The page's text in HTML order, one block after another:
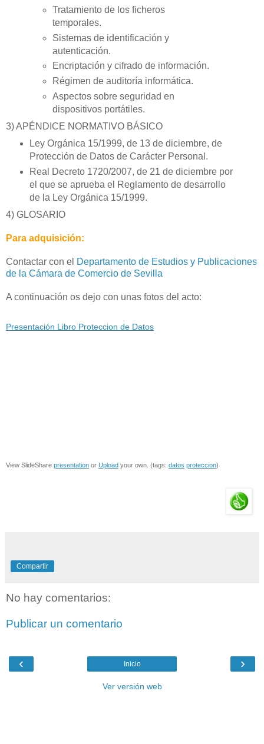
Tratamiento de los ficheros
temporales.
Sistemas de identificación y
autenticación.
Encriptación y cifrado de información.
Régimen de auditoría informática.
Aspectos sobre seguridad en
dispositivos portátiles.
3) APÉNDICE NORMATIVO BÁSICO
Ley Orgánica 15/1999, de 13 de diciembre, de
Protección de Datos de Carácter Personal.
Real Decreto 1720/2007, de 21 de diciembre por
el que se aprueba el Reglamento de desarrollo
de la Ley Orgánica 15/1999.
4) GLOSARIO
Para adquisición:
Contactar con el Departamento de Estudios y Publicaciones
de la Cámara de Comercio de Sevilla
A continuación os dejo con unas fotos del acto:
Presentación Libro Proteccion de Datos
View SlideShare presentation or Upload your own. (tags: datos proteccion)
Compartir
No hay comentarios:
Publicar un comentario
‹ ›
Inicio
Ver versión web